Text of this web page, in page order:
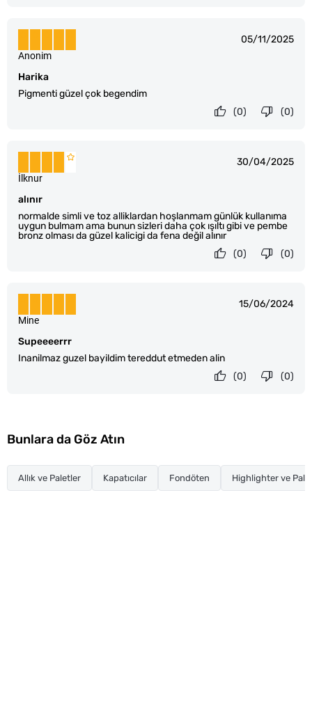
05/11/2025
Harika
Pigmenti güzel çok begendim
Anonim
(0)
(0)
30/04/2025
alınır
normalde simli ve toz alliklardan hoşlanmam günlük kullanıma
uygun bulmam ama bunun sizleri daha çok ışıltı gibi ve pembe
bronz olması da güzel kalicigi da fena değil alınır
İlknur
(0)
(0)
15/06/2024
Supeeeerrr
Inanilmaz guzel bayildim tereddut etmeden alin
Mine
(0)
(0)
Bunlara da Göz Atın
Allık ve Paletler Kapatıcılar Fondöten Highlighter ve